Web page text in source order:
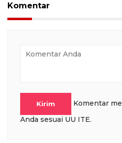
Komentar
Kirim
Komentar
Anda sesuai UU ITE.